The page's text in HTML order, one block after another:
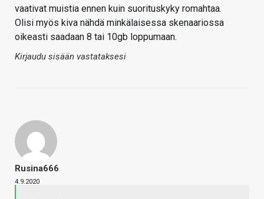
vaativat muistia ennen kuin suorituskyky romahtaa.
Olisi myös kiva nähdä minkälaisessa skenaariossa
oikeasti saadaan 8 tai 10gb loppumaan.
Kirjaudu sisään vastataksesi
Rusina666
4.9.2020